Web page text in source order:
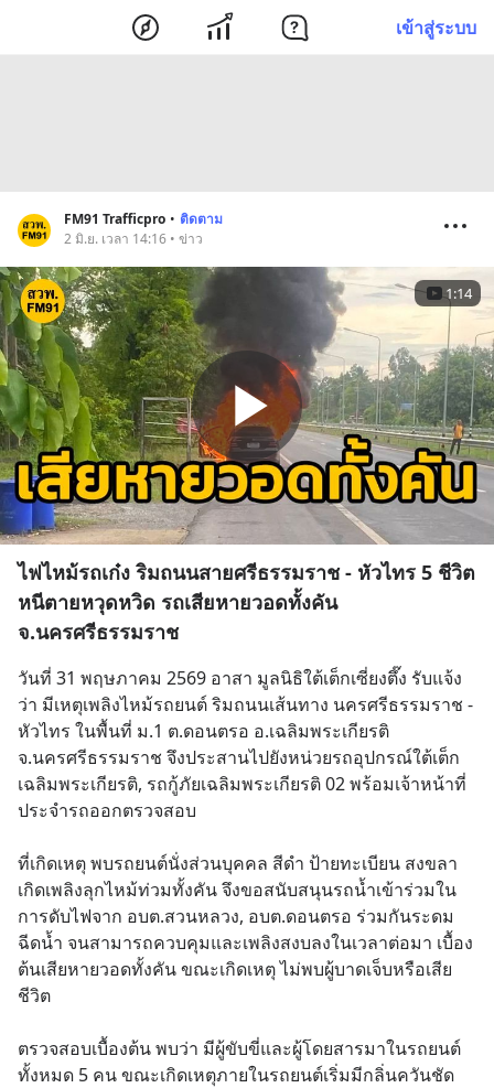
เข้าสู่ระบบ
FM91 Trafficpro • ติดตาม
2 มิ.ย. เวลา 14:16 • ข่าว
1:14
ไฟไหม้รถเก๋ง ริมถนนสายศรีธรรมราช - หัวไทร 5 ชีวิต
หนีตายหวุดหวิด รถเสียหายวอดทั้งคัน
จ.นครศรีธรรมราช
วันที่ 31 พฤษภาคม 2569 อาสา มูลนิธิใต้เต็กเซี่ยงตึ๊ง รับแจ้ง
ว่า มีเหตุเพลิงไหม้รถยนต์ ริมถนนเส้นทาง นครศรีธรรมราช -
หัวไทร ในพื้นที่ ม.1 ต.ดอนตรอ อ.เฉลิมพระเกียรติ
จ.นครศรีธรรมราช จึงประสานไปยังหน่วยรถอุปกรณ์ใต้เต็ก
เฉลิมพระเกียรติ, รถกู้ภัยเฉลิมพระเกียรติ 02 พร้อมเจ้าหน้าที่
ประจำรถออกตรวจสอบ
ที่เกิดเหตุ พบรถยนต์นั่งส่วนบุคคล สีดำ ป้ายทะเบียน สงขลา
เกิดเพลิงลุกไหม้ท่วมทั้งคัน จึงขอสนับสนุนรถน้ำเข้าร่วมใน
การดับไฟจาก อบต.สวนหลวง, อบต.ดอนตรอ ร่วมกันระดม
ฉีดน้ำ จนสามารถควบคุมและเพลิงสงบลงในเวลาต่อมา เบื้อง
ต้นเสียหายวอดทั้งคัน ขณะเกิดเหตุ ไม่พบผู้บาดเจ็บหรือเสีย
ชีวิต
ตรวจสอบเบื้องต้น พบว่า มีผู้ขับขี่และผู้โดยสารมาในรถยนต์
ทั้งหมด 5 คน ขณะเกิดเหตุภายในรถยนต์เริ่มมีกลิ่นควันชัด